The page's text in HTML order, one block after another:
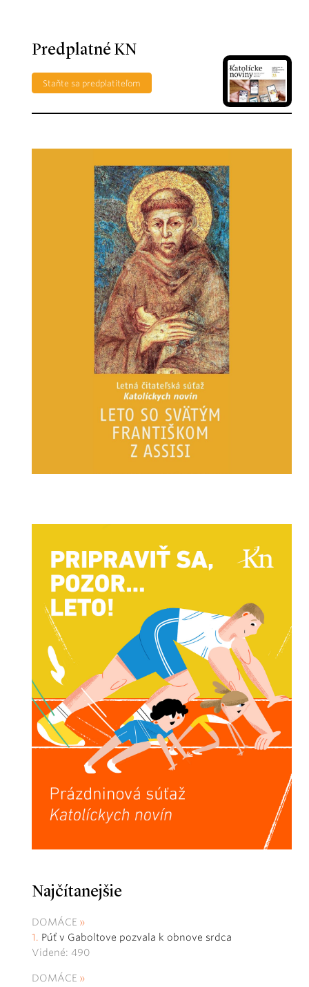
Predplatné KN
Staňte sa predplatiteľom
Najčítanejšie
DOMÁCE
Púť v Gaboltove pozvala k obnove srdca
Videné: 490
DOMÁCE